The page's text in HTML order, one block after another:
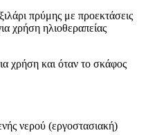
πρύμης με προεκτάσεις
χρήση ηλιοθεραπείας
χρήση και όταν το σκάφος
νερού (εργοστασιακή)